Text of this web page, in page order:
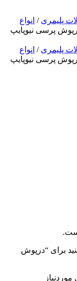
پلیمری / انواع
پرسی نیوپایپ
پلیمری / انواع
پرسی نیوپایپ
برای “درپوش